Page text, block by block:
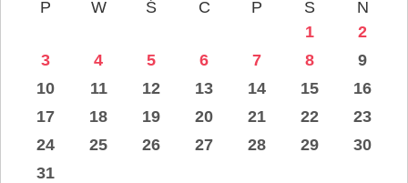
P W Ś C P S
N
1
2
3
4 5 6 7 8
9
10
11 12 13 14 15
16
17
18 19 20 21 22
23
24
25 26 27 28 29
30
31